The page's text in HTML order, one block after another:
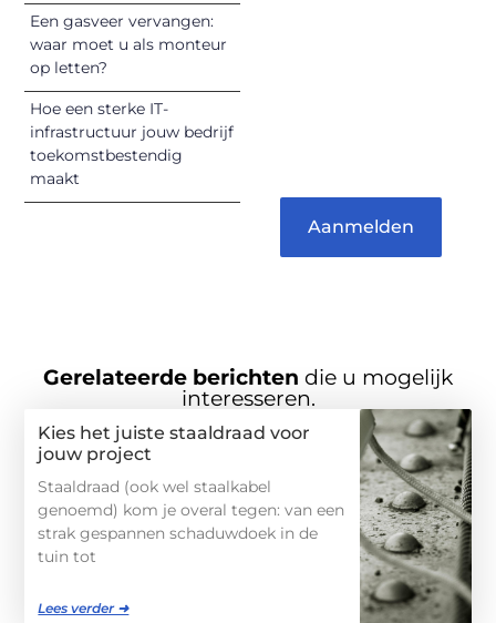
Een gasveer vervangen:
waar moet u als monteur
op letten?
Hoe een sterke IT-
infrastructuur jouw bedrijf
toekomstbestendig
maakt
Aanmelden
Gerelateerde berichten die u mogelijk
interesseren.
Kies het juiste staaldraad voor
jouw project
Staaldraad (ook wel staalkabel
genoemd) kom je overal tegen: van een
strak gespannen schaduwdoek in de
tuin tot
Lees verder ➜